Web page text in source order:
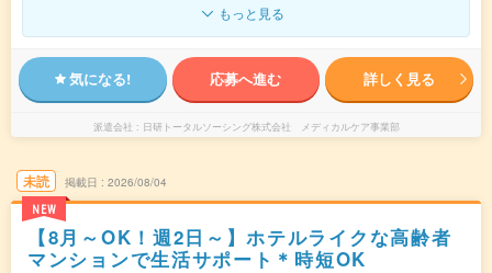
もっと見る
気になる! 応募へ進む 詳しく見る
派遣会社 日研トータルソーシング株式会社 メディカルケア事業部
未読
NEW
掲載日 2026/08/04
【8月～OK！週2日～】ホテルライクな高齢者
マンションで生活サポート＊時短OK